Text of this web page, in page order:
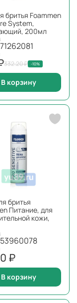
бритья Foammen
System,
200мл
332.20 ₽ -10%
В корзину
бритья
Питание, для
кожи,
₽
В корзину